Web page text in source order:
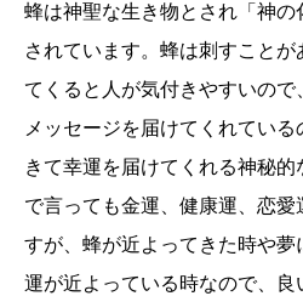
蜂は神聖な生き物とされ「神の
されています。蜂は刺すこと
てくると人が気付きやすいの
メッセージを届けてくれてい
きて幸運を届けてくれる神秘
で言っても金運、健康運、恋
すが、蜂が近よってきた時や
運が近よっている時なので、良